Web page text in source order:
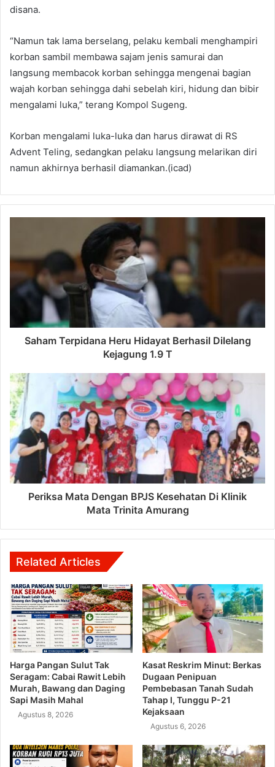
disana.
“Namun tak lama berselang, pelaku kembali menghampiri
korban sambil membawa sajam jenis samurai dan
langsung membacok korban sehingga mengenai bagian
wajah korban sehingga dahi sebelah kiri, hidung dan bibir
mengalami luka,” terang Kompol Sugeng.
Korban mengalami luka-luka dan harus dirawat di RS
Advent Teling, sedangkan pelaku langsung melarikan diri
namun akhirnya berhasil diamankan.(icad)
Saham Terpidana Heru Hidayat Berhasil Dilelang
Kejagung 1.9 T
Periksa Mata Dengan BPJS Kesehatan Di Klinik
Mata Trinita Amurang
Related Articles
Harga Pangan Sulut Tak
Seragam: Cabai Rawit Lebih
Murah, Bawang dan Daging
Sapi Masih Mahal
Agustus 8, 2026
Kasat Reskrim Minut: Berkas
Dugaan Penipuan
Pembebasan Tanah Sudah
Tahap I, Tunggu P-21
Kejaksaan
Agustus 6, 2026